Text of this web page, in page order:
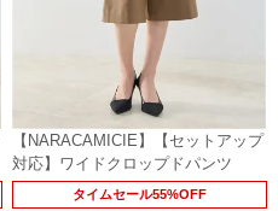
【NARACAMICIE】【セットアップ
対応】ワイドクロップドパンツ
タイムセール55%OFF